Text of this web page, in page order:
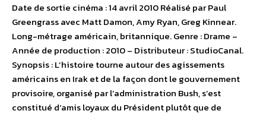
Date de sortie cinéma : 14 avril 2010 Réalisé par Paul
Greengrass avec Matt Damon, Amy Ryan, Greg Kinnear.
Long-métrage américain, britannique. Genre : Drame –
Année de production : 2010 – Distributeur : StudioCanal.
Synopsis : L’histoire tourne autour des agissements
américains en Irak et de la façon dont le gouvernement
provisoire, organisé par l’administration Bush, s’est
constitué d’amis loyaux du Président plutôt que de